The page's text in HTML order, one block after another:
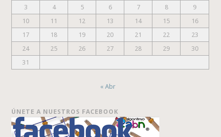
3
4 5 6 7 8
9
10
11 12 13 14 15
16
17
18 19 20 21 22
23
24
25 26 27 28 29
30
31
« Abr
ÚNETE A NUESTROS FACEBOOK